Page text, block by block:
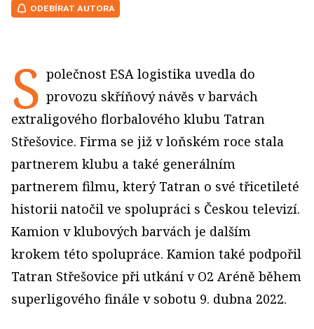
ODEBÍRAT AUTORA
S polečnost ESA logistika uvedla do
provozu skříňový návěs v barvách
extraligového florbalového klubu Tatran
Střešovice. Firma se již v loňském roce stala
partnerem klubu a také generálním
partnerem filmu, který Tatran o své třicetileté
historii natočil ve spolupráci s Českou televizí.
Kamion v klubových barvách je dalším
krokem této spolupráce. Kamion také podpořil
Tatran Střešovice při utkání v O2 Aréně během
superligového finále v sobotu 9. dubna 2022.